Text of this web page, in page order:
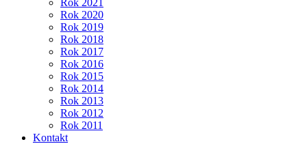
Rok 2021
Rok 2020
Rok 2019
Rok 2018
Rok 2017
Rok 2016
Rok 2015
Rok 2014
Rok 2013
Rok 2012
Rok 2011
Kontakt